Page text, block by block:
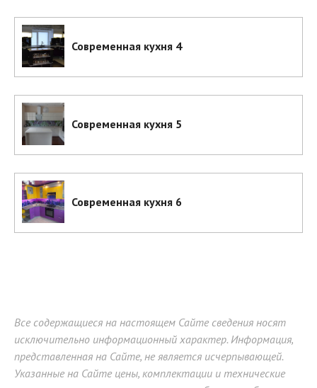
Современная кухня 4
Современная кухня 5
Современная кухня 6
Все содержащиеся на настоящем Сайте сведения носят
исключительно информационный характер. Информация,
представленная на Сайте, не является исчерпывающей.
Указанные на Сайте цены, комплектации и технические